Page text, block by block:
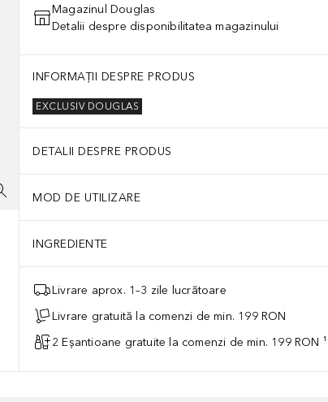
Magazinul Douglas
Detalii despre disponibilitatea magazinului
INFORMAȚII DESPRE PRODUS
EXCLUSIV DOUGLAS
DETALII DESPRE PRODUS
MOD DE UTILIZARE
INGREDIENTE
Livrare aprox. 1–3 zile lucrătoare
Livrare gratuită la comenzi de min. 199 RON
2 Eșantioane gratuite la comenzi de min. 199 RON ¹